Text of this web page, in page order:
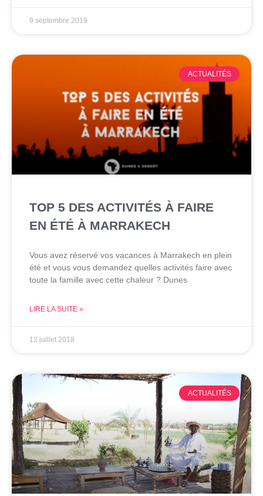
9 septembre 2019
ACTUALITÉS
TOP 5 DES ACTIVITÉS À FAIRE
EN ÉTÉ À MARRAKECH
Vous avez réservé vos vacances à Marrakech en plein
été et vous vous demandez quelles activités faire avec
toute la famille avec cette chaleur ? Dunes
LIRE LA SUITE »
12 juillet 2018
ACTUALITÉS